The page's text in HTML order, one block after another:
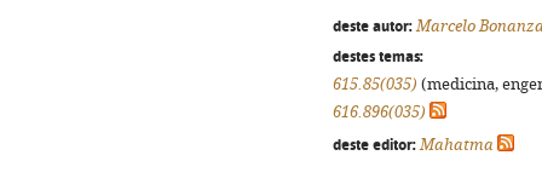
deste autor: Marcelo
destes temas:
615.85(035) (medicina,
616.896(035)
deste editor: Mahatma